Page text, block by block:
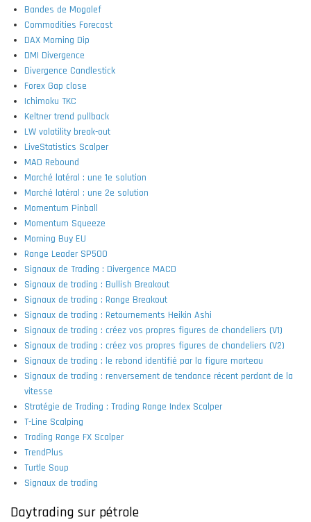
Bandes de Mogalef
Commodities Forecast
DAX Morning Dip
DMI Divergence
Divergence Candlestick
Forex Gap close
Ichimoku TKC
Keltner trend pullback
LW volatility break-out
LiveStatistics Scalper
MAD Rebound
Marché latéral : une 1e solution
Marché latéral : une 2e solution
Momentum Pinball
Momentum Squeeze
Morning Buy EU
Range Leader SP500
Signaux de Trading : Divergence MACD
Signaux de trading : Bullish Breakout
Signaux de trading : Range Breakout
Signaux de trading : Retournements Heikin Ashi
Signaux de trading : créez vos propres figures de chandeliers (V1)
Signaux de trading : créez vos propres figures de chandeliers (V2)
Signaux de trading : le rebond identifié par la figure marteau
Signaux de trading : renversement de tendance récent perdant de la
vitesse
Stratégie de Trading : Trading Range Index Scalper
T-Line Scalping
Trading Range FX Scalper
TrendPlus
Turtle Soup
Signaux de trading
Daytrading sur pétrole